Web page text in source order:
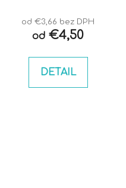
od €3,66 bez DPH
od €4,50
DETAIL